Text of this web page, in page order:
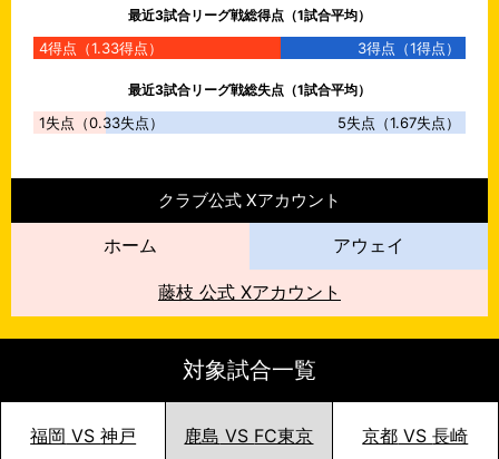
最近3試合リーグ戦総得点（1試合平均）
4得点（1.33得点） 3得点（1得点）
最近3試合リーグ戦総失点（1試合平均）
1失点（0.33失点） 5失点（1.67失点）
クラブ公式 Xアカウント
ホーム アウェイ
藤枝 公式 Xアカウント
対象試合一覧
福岡 VS神戸 鹿島 VS FC東京 京都 VS長崎